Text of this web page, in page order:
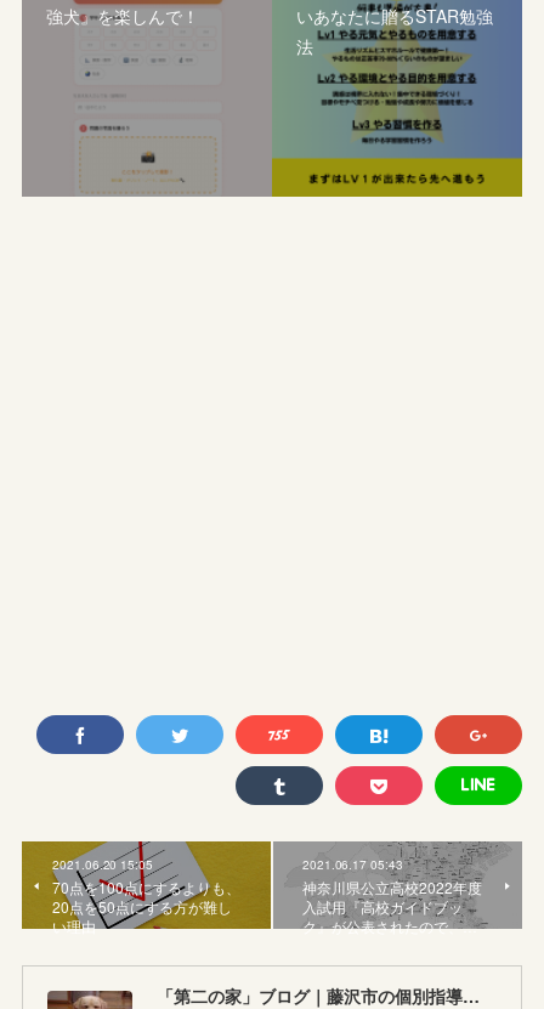
強犬』を楽しんで！
いあなたに贈るSTAR勉強
法
2021.06.20 15:05
70点を100点にするよりも、
20点を50点にする方が難し
い理由
2021.06.17 05:43
神奈川県公立高校2022年度
入試用『高校ガイドブッ
ク』が公表されたので、…
「第二の家」ブログ｜藤沢市の個別指導塾のお話